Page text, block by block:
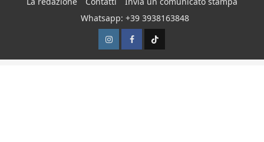
Whatsapp: +39 3938163848
InstagramFacebook
TikTok